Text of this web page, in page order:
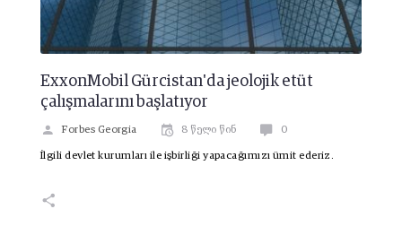
ExxonMobil Gürcistan'da jeolojik etüt
çalışmalarını başlatıyor
Forbes Georgia 8 წელი წინ 0
İlgili devlet kurumları ile işbirliği yapacağımızı ümit ederiz.